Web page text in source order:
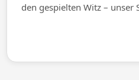
den gespielten Witz – unser